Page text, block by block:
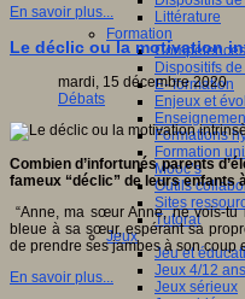
Littérature
Formation
Dispositifs
E- formation
Enjeux et
Formations
Formation
Mooc’s
Outils
Sites
Tutorat
Jeux
Jeu et
Jeux 4/12 ans
Jeux sérieux
En savoir plus...
Le déclic ou la motivation
mardi, 15 décembre 2020
Débats
Combien d’infortunés parents
fameux “déclic” de leurs enfants
“Anne, ma sœur Anne, ne vois-tu
bleue à sa sœur, espérant sa
de prendre ses jambes à son coup
En savoir plus...